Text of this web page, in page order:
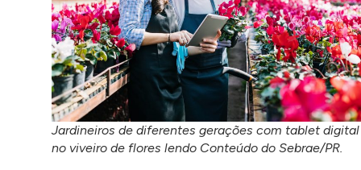
Jardineiros de diferentes gerações com tablet digital
no viveiro de flores lendo Conteúdo do Sebrae/PR.